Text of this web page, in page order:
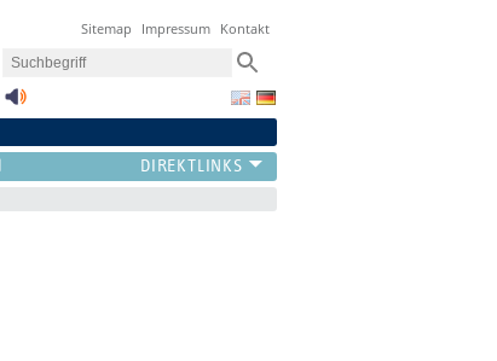
Sitemap Impressum Kontakt